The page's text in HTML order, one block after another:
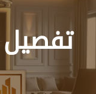
تفصيل